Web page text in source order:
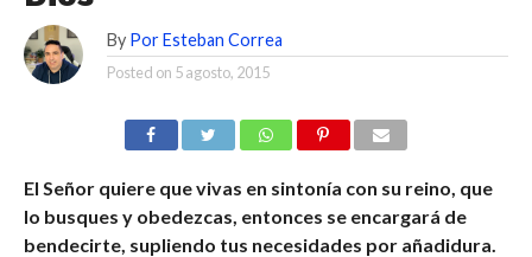
By Por Esteban Correa
Posted on 5 agosto, 2015
El Señor quiere que vivas en sintonía con su reino, que
lo busques y obedezcas, entonces se encargará de
bendecirte, supliendo tus necesidades por añadidura.